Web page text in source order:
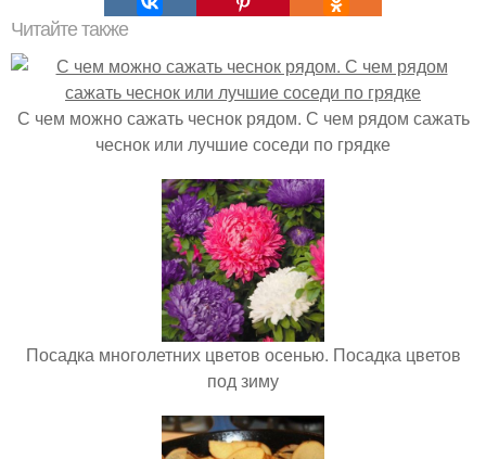
Читайте также
С чем можно сажать чеснок рядом. С чем рядом сажать
чеснок или лучшие соседи по грядке
Посадка многолетних цветов осенью. Посадка цветов
под зиму